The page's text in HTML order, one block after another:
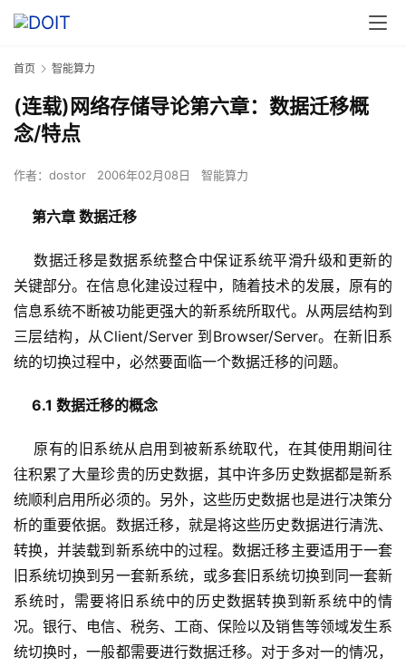
首页 智能算力
(连载)网络存储导论第六章：数据迁移概
念/特点
作者： dostor 2006年02月08日 智能算力
第六章 数据迁移
数据迁移是数据系统整合中保证系统平滑升级和更新的
关键部分。在信息化建设过程中，随着技术的发展，原有的
信息系统不断被功能更强大的新系统所取代。从两层结构到
三层结构，从Client/Server 到Browser/Server。在新旧系
6.1 数据迁移的概念
原有的旧系统从启用到被新系统取代，在其使用期间往
往积累了大量珍贵的历史数据，其中许多历史数据都是新系
统顺利启用所必须的。另外，这些历史数据也是进行决策分
析的重要依据。数据迁移，就是将这些历史数据进行清洗、
转换，并装载到新系统中的过程。数据迁移主要适用于一套
旧系统切换到另一套新系统，或多套旧系统切换到同一套新
系统时，需要将旧系统中的历史数据转换到新系统中的情
况。银行、电信、税务、工商、保险以及销售等领域发生系
统切换时，一般都需要进行数据迁移。对于多对一的情况，